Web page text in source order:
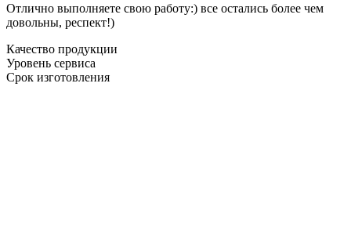
Отлично выполняете свою работу:) все остались более чем
довольны, респект!)
Качество продукции
Уровень сервиса
Срок изготовления